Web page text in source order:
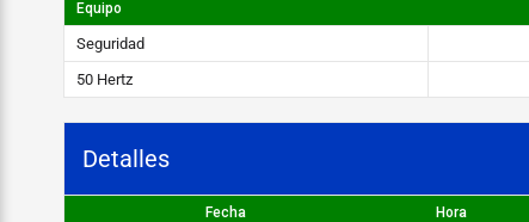
d
a
d
v
5
Equipo
Seguridad
50 Hertz
Detalles
Fecha Hora